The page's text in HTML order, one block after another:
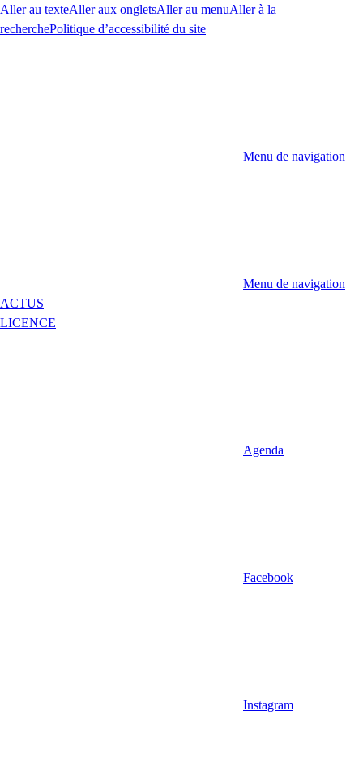
Aller au texteAller aux ongletsAller au menuAller à la
recherchePolitique d’accessibilité du site
Menu de navigation
Menu de navigation
ACTUS
LICENCE
Agenda
Facebook
Instagram